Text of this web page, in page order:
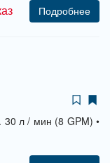
Подробнее
30 л / мин (8 GPM) •